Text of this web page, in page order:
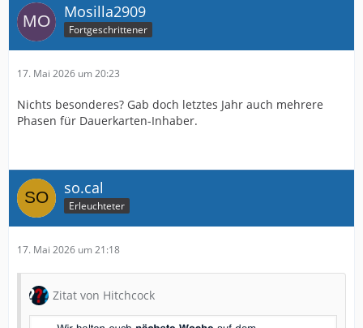
Mosilla2909
Fortgeschrittener
17. Mai 2026 um 20:23
Nichts besonderes? Gab doch letztes Jahr auch mehrere
Phasen für Dauerkarten-Inhaber.
so.cal
Erleuchteter
17. Mai 2026 um 21:18
Zitat von Hitchcock